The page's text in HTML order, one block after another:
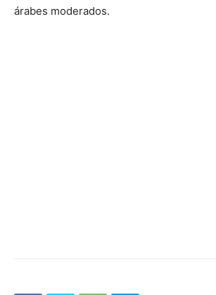
árabes moderados.